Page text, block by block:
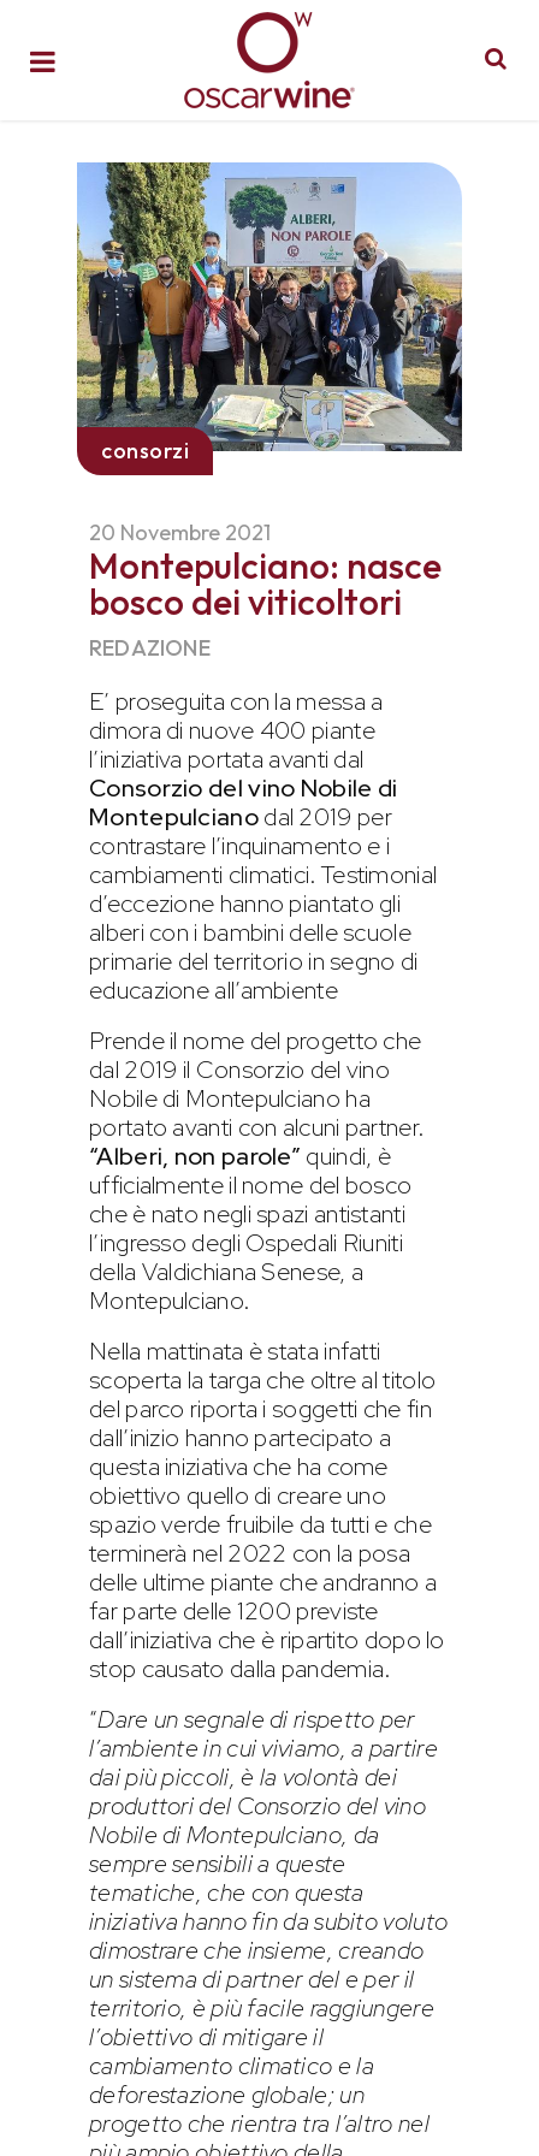
consorzi
20 Novembre 2021
Montepulciano: nasce
bosco dei viticoltori
REDAZIONE
E’ proseguita con la messa a
dimora di nuove 400 piante
l’iniziativa portata avanti dal
Consorzio del vino Nobile di
Montepulcianodal 2019 per
contrastare l’inquinamento e i
cambiamenti climatici. Testimonial
d’eccezione hanno piantato gli
alberi con i bambini delle scuole
primarie del territorio in segno di
educazione all’ambiente
Prende il nome del progetto che
dal 2019 il Consorzio del vino
Nobile di Montepulciano ha
portato avanti con alcuni partner.
“Alberi, non parole” quindi, è
ufficialmente il nome del bosco
che è nato negli spazi antistanti
l’ingresso degli Ospedali Riuniti
della Valdichiana Senese, a
Montepulciano.
Nella mattinata è stata infatti
scoperta la targa che oltre al titolo
del parco riporta i soggetti che fin
dall’inizio hanno partecipato a
questa iniziativa che ha come
obiettivo quello di creare uno
spazio verde fruibile da tutti e che
terminerà nel 2022 con la posa
delle ultime piante che andranno a
far parte delle 1200 previste
dall’iniziativa che è ripartito dopo lo
stop causato dalla pandemia.
“Dare un segnale di rispetto per
l’ambiente in cui viviamo, a partire
dai più piccoli, è la volontà dei
produttori del Consorzio del vino
Nobile di Montepulciano, da
sempre sensibili a queste
tematiche, che con questa
iniziativa hanno fin da subito voluto
dimostrare che insieme, creando
un sistema di partner del e per il
territorio, è più facile raggiungere
l’obiettivo di mitigare il
cambiamento climatico e la
deforestazione globale; un
progetto che rientra tra l’altro nel